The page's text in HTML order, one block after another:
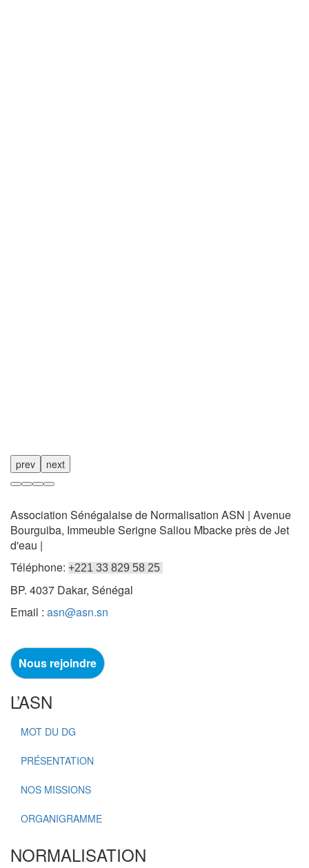
prev next
Association Sénégalaise de Normalisation ASN | Avenue
Bourguiba, Immeuble Serigne Saliou Mbacke près de Jet
d'eau |
Téléphone: +221 33 829 58 25
BP. 4037 Dakar, Sénégal
Email : asn@asn.sn
Nous rejoindre
L’ASN
MOT DU DG
PRÉSENTATION
NOS MISSIONS
ORGANIGRAMME
NORMALISATION